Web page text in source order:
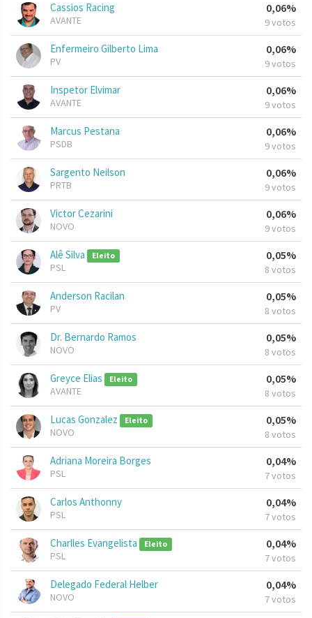
Cassios Racing
AVANTE
0,06%
9 votos
Enfermeiro Gilberto Lima
PV
0,06%
9 votos
Inspetor Elvimar
AVANTE
0,06%
9 votos
Marcus Pestana
PSDB
0,06%
9 votos
Sargento Neilson
PRTB
0,06%
9 votos
Victor Cezarini
NOVO
0,06%
9 votos
Alê Silva Eleito
PSL
0,05%
8 votos
Anderson Racilan
PV
0,05%
8 votos
Dr. Bernardo Ramos
NOVO
0,05%
8 votos
Greyce Elias Eleito
AVANTE
0,05%
8 votos
Lucas Gonzalez Eleito
NOVO
0,05%
8 votos
Adriana Moreira Borges
PSL
0,04%
7 votos
Carlos Anthonny
PSL
0,04%
7 votos
Charlles Evangelista Eleito
PSL
0,04%
7 votos
Delegado Federal Helber
NOVO
0,04%
7 votos